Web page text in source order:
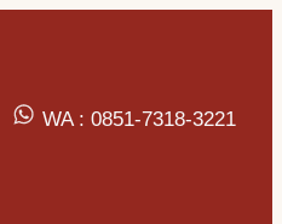
WA : 0851-7318-3221